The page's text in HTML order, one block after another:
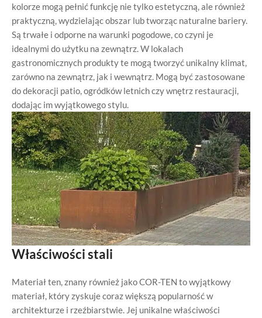
kolorze mogą pełnić funkcję nie tylko estetyczną, ale również
praktyczną, wydzielając obszar lub tworząc naturalne bariery.
Są trwałe i odporne na warunki pogodowe, co czyni je
idealnymi do użytku na zewnątrz. W lokalach
gastronomicznych produkty te mogą tworzyć unikalny klimat,
zarówno na zewnątrz, jak i wewnątrz. Mogą być zastosowane
do dekoracji patio, ogródków letnich czy wnętrz restauracji,
dodając im wyjątkowego stylu.
Właściwości stali
Materiał ten, znany również jako COR-TEN to wyjątkowy
materiał, który zyskuje coraz większą popularność w
architekturze i rzeźbiarstwie. Jej unikalne właściwości